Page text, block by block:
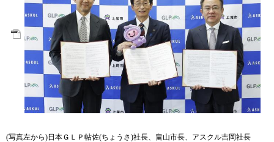
(写真左から)日本ＧＬＰ帖佐(ちょうさ)社長、畠山市長、アスクル吉岡社長